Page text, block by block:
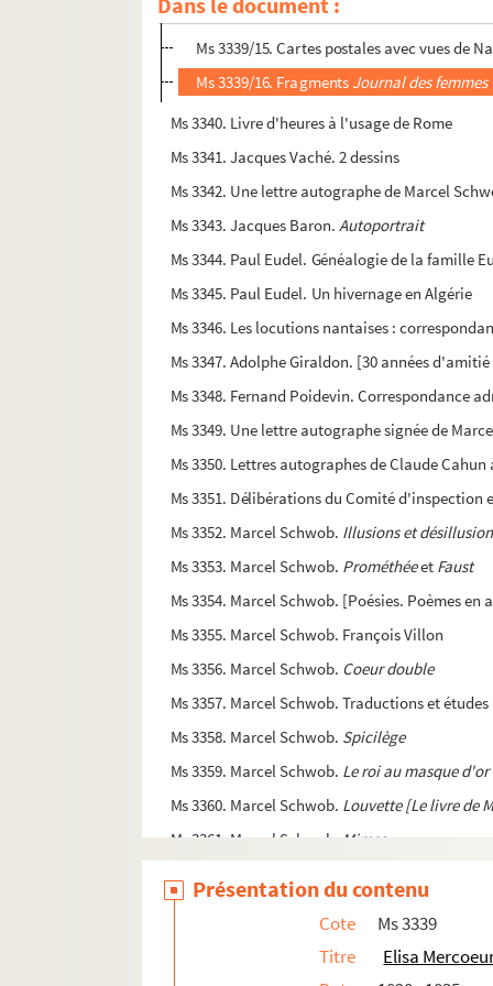
Ms 3339/14. Documents de recherche sur
Ms 3339/15. Cartes postales avec vues de
Ms 3339/16. Fragments Journal des femmes
Ms 3340. Livre d'heures à l'usage de Rome
Ms 3341. Jacques Vaché. 2 dessins
Ms 3342. Une lettre autographe de Marcel
Ms 3343. Jacques Baron.Autoportrait
Ms 3344. Paul Eudel. Généalogie de la famille
Ms 3345. Paul Eudel. Un hivernage en Algérie
Ms 3346. Les locutions nantaises :
Ms 3347. Adolphe Giraldon. [30 années
Ms 3348. Fernand Poidevin. Correspondance
Ms 3349. Une lettre autographe signée de
Ms 3350. Lettres autographes de Claude
Ms 3351. Délibérations du Comité
Ms 3352. Marcel Schwob. Illusions et
Ms 3353. Marcel Schwob. Prométhéeet Faust
Ms 3354. Marcel Schwob. [Poésies. Poèmes en
Ms 3355. Marcel Schwob. François Villon
Ms 3356. Marcel Schwob. Coeur double
Ms 3357. Marcel Schwob. Traductions et études
Ms 3358. Marcel Schwob. Spicilège
Ms 3359. Marcel Schwob. Le roi au masque d'or
Ms 3360. Marcel Schwob. Louvette [Le livre de
Ms 3361. Marcel Schwob.
Mimes
Ms 3363. Marcel Schwob.
Présentation du contenu
Cote
Ms 3339
Titre
Elisa